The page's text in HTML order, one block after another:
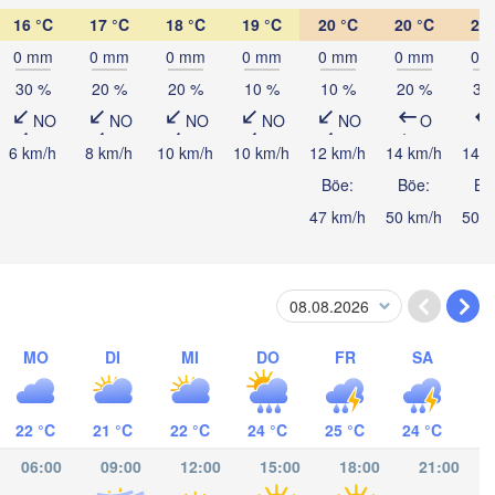
16 °C
0 mm
30 %
NO
6 km/h
17 °C
0 mm
20 %
NO
8 km/h
18 °C
0 mm
20 %
NO
10 km/h
19 °C
0 mm
10 %
NO
10 km/h
20 °C
0 mm
10 %
NO
12 km/h
Böe:
47 km/h
20 °C
0 mm
20 %
O
14 km/h
Böe:
50 km/h
21
0
30
14
50
MO
22 °C
DI
21 °C
MI
22 °C
DO
24 °C
FR
25 °C
SA
24 °C
06:00 09:00 12:00 15:00 18:00 21:00
San José